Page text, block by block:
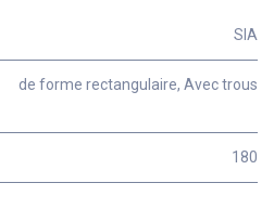
SIA
de forme rectangulaire, Avec trous
180